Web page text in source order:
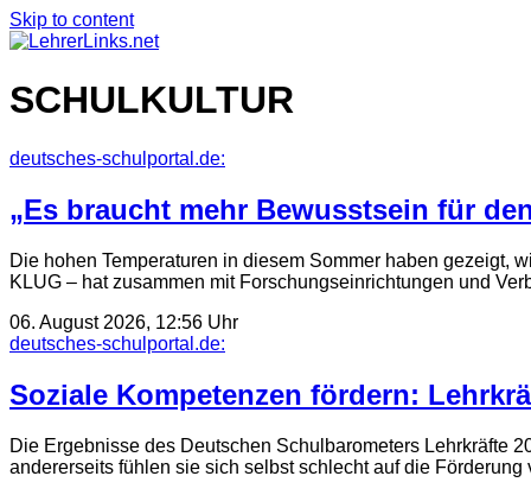
Skip to content
SCHULKULTUR
deutsches-schulportal.de:
„Es braucht mehr Bewusstsein für
Die hohen Temperaturen in diesem Sommer haben gezeigt,
KLUG – hat zusammen mit Forschungseinrichtungen und
06. August 2026, 12:56 Uhr
deutsches-schulportal.de:
Soziale Kompetenzen fördern:
Die Ergebnisse des Deutschen Schulbarometers Lehrkräfte
andererseits fühlen sie sich selbst schlecht auf die